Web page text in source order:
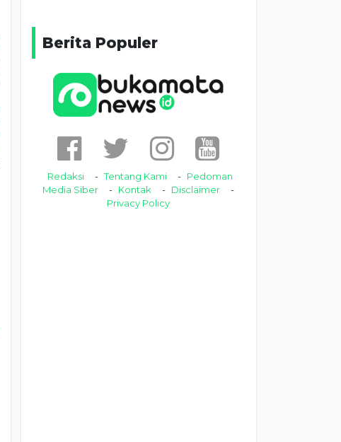
Berita Populer
Redaksi Tentang Kami
Pedoman
Media Siber
Kontak
Disclaimer
Privacy Policy